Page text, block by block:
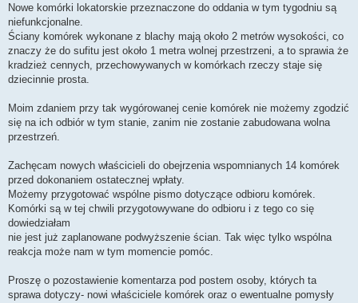
Nowe komórki lokatorskie przeznaczone do oddania w tym tygodniu są
niefunkcjonalne.
Ściany komórek wykonane z blachy mają około 2 metrów wysokości, co
znaczy że do sufitu jest około 1 metra wolnej przestrzeni, a to sprawia że
kradzież cennych, przechowywanych w komórkach rzeczy staje się
dziecinnie prosta.
Moim zdaniem przy tak wygórowanej cenie komórek nie możemy zgodzić
się na ich odbiór w tym stanie, zanim nie zostanie zabudowana wolna
przestrzeń.
Zachęcam nowych właścicieli do obejrzenia wspomnianych 14 komórek
przed dokonaniem ostatecznej wpłaty.
Możemy przygotować wspólne pismo dotyczące odbioru komórek.
Komórki są w tej chwili przygotowywane do odbioru i z tego co się
dowiedziałam
nie jest już zaplanowane podwyższenie ścian. Tak więc tylko wspólna
reakcja może nam w tym momencie pomóc.
Proszę o pozostawienie komentarza pod postem osoby, których ta
sprawa dotyczy- nowi właściciele komórek oraz o ewentualne pomysły